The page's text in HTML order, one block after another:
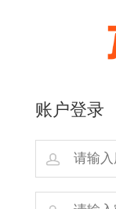
账户登录